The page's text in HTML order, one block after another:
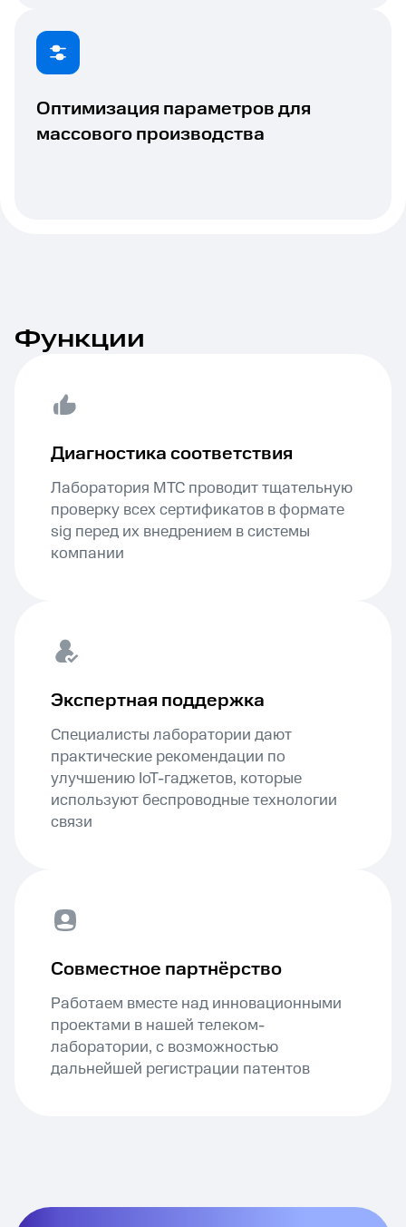
Оптимизация параметров для
массового производства
Функции
Диагностика соответствия
Лаборатория МТС проводит тщательную
проверку всех сертификатов в формате
sig перед их внедрением в системы
компании
Экспертная поддержка
Специалисты лаборатории дают
практические рекомендации по
улучшению IoT-гаджетов, которые
используют беспроводные технологии
связи
Совместное партнёрство
Работаем вместе над инновационными
проектами в нашей телеком-
лаборатории, с возможностью
дальнейшей регистрации патентов